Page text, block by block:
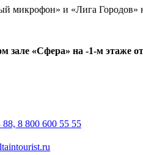
микрофон» и «Лига
зале «Сфера» на -1-м этаже
88, 8 800 600 55 55